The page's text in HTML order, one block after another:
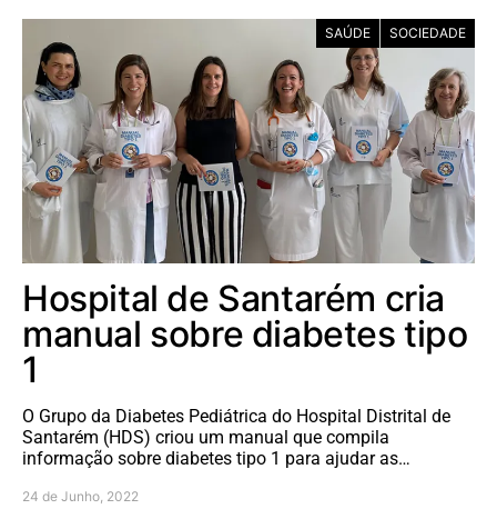
SAÚDE SOCIEDADE
Hospital de Santarém cria
manual sobre diabetes tipo
1
O Grupo da Diabetes Pediátrica do Hospital Distrital de
Santarém (HDS) criou um manual que compila
informação sobre diabetes tipo 1 para ajudar as…
24 de Junho, 2022